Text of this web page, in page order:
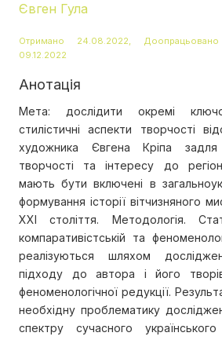
Євген Гула
Отримано 24.08.2022, Доопрацьовано
09.12.2022
Анотація
Мета: дослідити окремі
стилістичні аспекти творчості
художника Євгена Кріпа задля
творчості та інтересу до
мають бути включені в
формування історії вітчизняного
ХХІ століття. Методологія.
компаративістській та
реалізуються шляхом
підходу до автора і його
феноменологічної редукції.
необхідну проблематику
спектру сучасного